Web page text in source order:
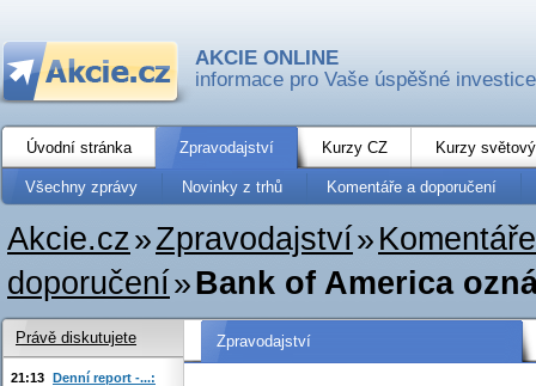
AKCIE ONLINE
informace pro Vaše úspěšné investice
Úvodní stránka Zpravodajství Kurzy CZ Kurzy
Všechny zprávy Novinky z trhů Komentáře a doporučení
Akcie.cz»Zpravodajství»
doporučení»Bank of America
Zpravodajství
Právě diskutujete
21:13 Denní report -...: